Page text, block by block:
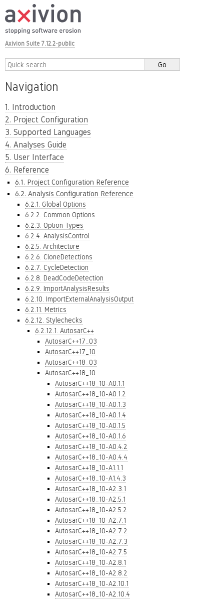
Axivion Suite 7.12.2-public
Navigation
1. Introduction
2. Project Configuration
3. Supported Languages
4. Analyses Guide
5. User Interface
6. Reference
6.1. Project Configuration Reference
6.2. Analysis Configuration Reference
6.2.1. Global Options
6.2.2. Common Options
6.2.3. Option Types
6.2.4. AnalysisControl
6.2.5. Architecture
6.2.6. CloneDetections
6.2.7. CycleDetection
6.2.8. DeadCodeDetection
6.2.9. ImportAnalysisResults
6.2.10. ImportExternalAnalysisOutput
6.2.11. Metrics
6.2.12. Stylechecks
6.2.12.1. AutosarC++
AutosarC++17_03
AutosarC++17_10
AutosarC++18_03
AutosarC++18_10
AutosarC++18_10-A0.1.1
AutosarC++18_10-A0.1.2
AutosarC++18_10-A0.1.3
AutosarC++18_10-A0.1.4
AutosarC++18_10-A0.1.5
AutosarC++18_10-A0.1.6
AutosarC++18_10-A0.4.2
AutosarC++18_10-A0.4.4
AutosarC++18_10-A1.1.1
AutosarC++18_10-A1.4.3
AutosarC++18_10-A2.3.1
AutosarC++18_10-A2.5.1
AutosarC++18_10-A2.5.2
AutosarC++18_10-A2.7.1
AutosarC++18_10-A2.7.2
AutosarC++18_10-A2.7.3
AutosarC++18_10-A2.7.5
AutosarC++18_10-A2.8.1
AutosarC++18_10-A2.8.2
AutosarC++18_10-A2.10.1
AutosarC++18_10-A2.10.4